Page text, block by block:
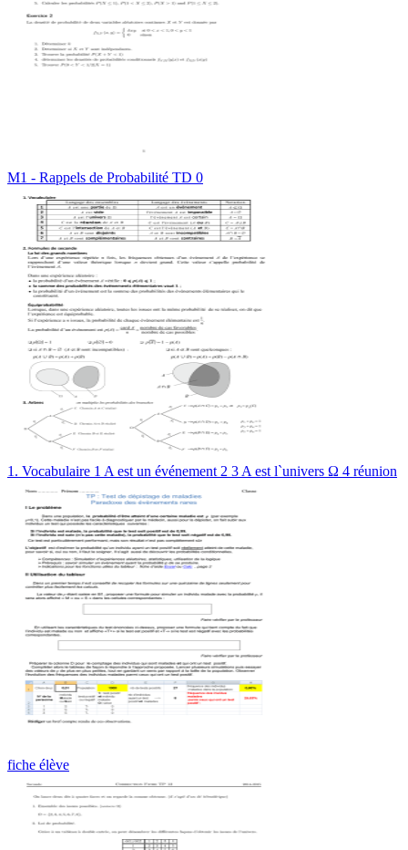
M1 - Rappels de Probabilité TD 0
1. Vocabulaire 1 A est un événement 2 3 A est l`univers Ω 4 réunion
fiche élève